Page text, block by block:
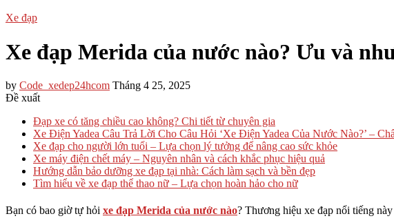
Xe đạp
Xe đạp Merida của nước nào? Ưu và
by Code_xedep24hcom Tháng 4 25, 2025
Đề xuất
Đạp xe có tăng chiều cao không? Chi tiết từ chuyên gia
Xe Điện Yadea Câu Trả Lời Cho Câu Hỏi ‘Xe Điện Yadea Của Nước Nào?’ –
Xe đạp cho người lớn tuổi – Lựa chọn lý tưởng để nâng cao sức khỏe
Xe máy điện chết máy – Nguyên nhân và cách khắc phục hiệu quả
Hướng dẫn bảo dưỡng xe đạp tại nhà: Cách làm sạch và bền đẹp
Tìm hiểu về xe đạp thể thao nữ – Lựa chọn hoàn hảo cho nữ
Bạn có bao giờ tự hỏi xe đạp Merida của nước nào? Thương hiệu xe đạp nổi tiếng